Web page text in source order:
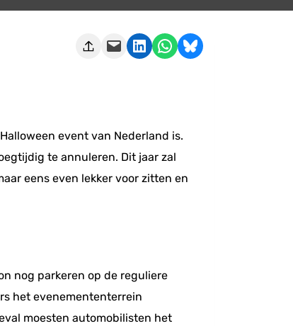
Deze pagina e-mailen Delen op LinkedIn Delen via WhatsApp Share on Bluesky
event van Nederland is.
te annuleren. Dit jaar zal
eens even lekker voor zitten en
nog parkeren op de reguliere
het evenemententerrein
moesten automobilisten het